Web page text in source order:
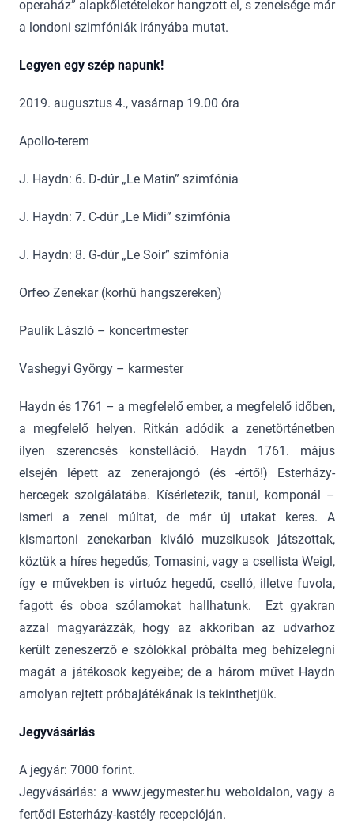
operaház” alapkőletételekor hangzott el, s zeneisége már
a londoni szimfóniák irányába mutat.
Legyen egy szép napunk!
2019. augusztus 4., vasárnap 19.00 óra
Apollo-terem
J. Haydn: 6. D-dúr „Le Matin” szimfónia
J. Haydn: 7. C-dúr „Le Midi” szimfónia
J. Haydn: 8. G-dúr „Le Soir” szimfónia
Orfeo Zenekar (korhű hangszereken)
Paulik László – koncertmester
Vashegyi György – karmester
Haydn és 1761 – a megfelelő ember, a megfelelő időben,
a megfelelő helyen. Ritkán adódik a zenetörténetben
ilyen szerencsés konstelláció. Haydn 1761. május
elsején lépett az zenerajongó (és -értő!) Esterházy-
hercegek szolgálatába. Kísérletezik, tanul, komponál –
ismeri a zenei múltat, de már új utakat keres. A
kismartoni zenekarban kiváló muzsikusok játszottak,
köztük a híres hegedűs, Tomasini, vagy a csellista Weigl,
így e művekben is virtuóz hegedű, cselló, illetve fuvola,
fagott és oboa szólamokat hallhatunk. Ezt gyakran
azzal magyarázzák, hogy az akkoriban az udvarhoz
került zeneszerző e szólókkal próbálta meg behízelegni
magát a játékosok kegyeibe; de a három művet Haydn
amolyan rejtett próbajátékának is tekinthetjük.
Jegyvásárlás
A jegyár: 7000 forint.
Jegyvásárlás: a www.jegymester.hu weboldalon, vagy a
fertődi Esterházy-kastély recepcióján.